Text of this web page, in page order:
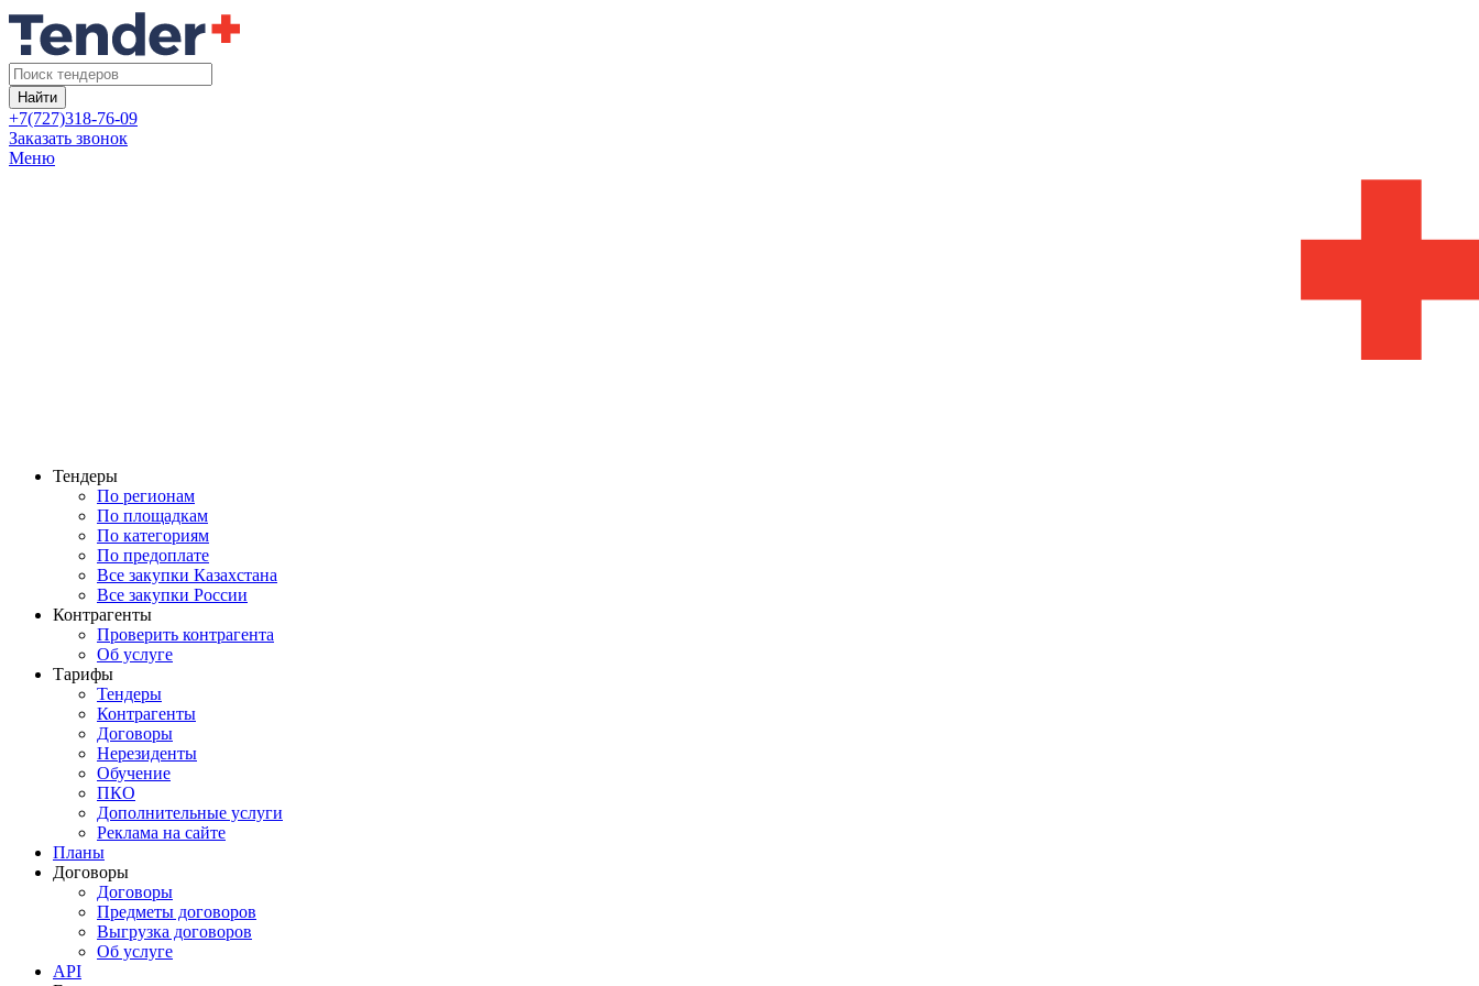
Найти
+7(727)318-76-09
Заказать звонок
Меню
Тендеры
По регионам
По площадкам
По категориям
По предоплате
Все закупки Казахстана
Все закупки России
Контрагенты
Проверить контрагента
Об услуге
Тарифы
Тендеры
Контрагенты
Договоры
Нерезиденты
Обучение
ПКО
Дополнительные услуги
Реклама на сайте
Планы
Договоры
Договоры
Предметы договоров
Выгрузка договоров
Об услуге
API